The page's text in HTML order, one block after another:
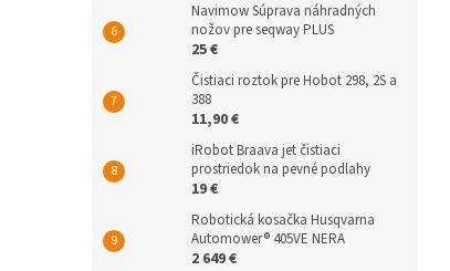
Navimow Súprava náhradných
nožov pre seqway PLUS
25 €
Čistiaci roztok pre Hobot 298, 2S a
388
11,90 €
iRobot Braava jet čistiaci
prostriedok na pevné podlahy
19 €
Robotická kosačka Husqvarna
Automower® 405VE NERA
2 649 €